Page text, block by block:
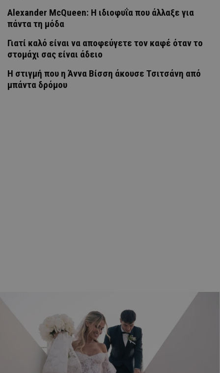
Alexander McQueen: Η ιδιοφυΐα που άλλαξε για
πάντα τη μόδα
Γιατί καλό είναι να αποφεύγετε τον καφέ όταν το
στομάχι σας είναι άδειο
H στιγμή που η Άννα Βίσση άκουσε Τσιτσάνη από
μπάντα δρόμου